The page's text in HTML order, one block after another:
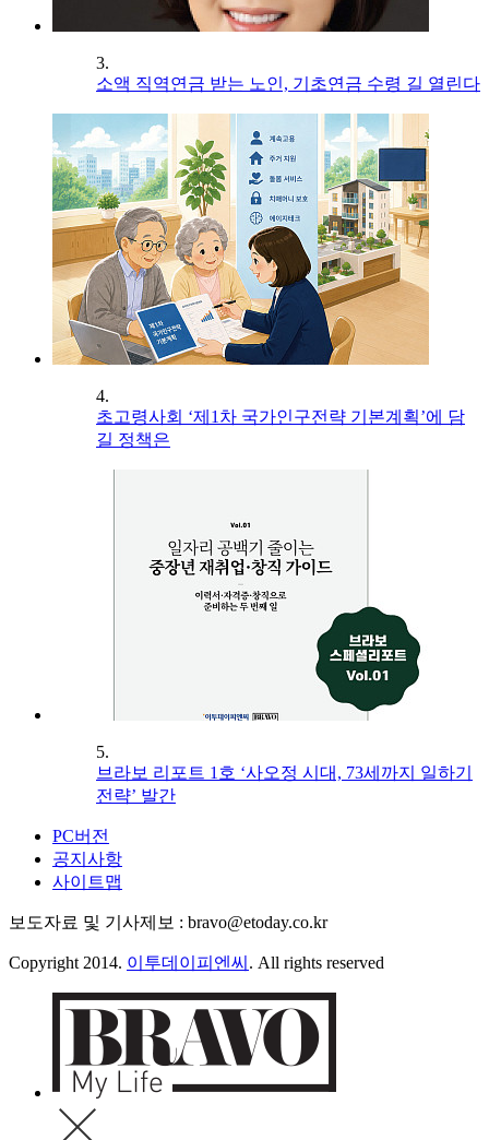
3.
소액 직역연금 받는 노인, 기초연금 수령 길 열린다
4.
초고령사회 ‘제1차 국가인구전략 기본계획’에 담
길 정책은
5.
브라보 리포트 1호 ‘사오정 시대, 73세까지 일하기
전략’ 발간
PC버전
공지사항
사이트맵
보도자료 및 기사제보 : bravo@etoday.co.kr
Copyright 2014. 이투데이피엔씨 . All rights reserved